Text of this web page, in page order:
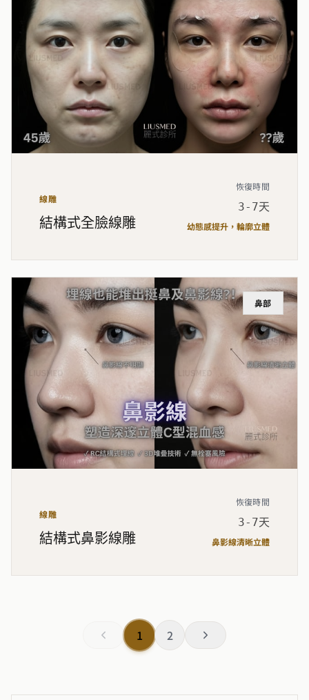
線雕
結構式全臉線雕
恢復時間
3-7天
幼態感提升，輪廓立體
鼻部
線雕
結構式鼻影線雕
恢復時間
3-7天
鼻影線清晰立體
1 2